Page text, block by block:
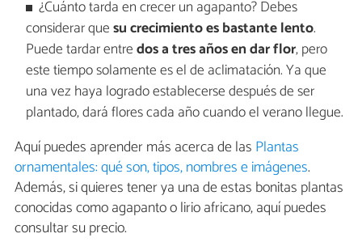
¿Cuánto tarda en crecer un agapanto? Debes
considerar quesu crecimiento es bastante lento.
Puede tardar entredos a tres años en dar flor, pero
este tiempo solamente es el de aclimatación. Ya que
una vez haya logrado establecerse después de ser
plantado, dará flores cada año cuando el verano llegue.
Aquí puedes aprender más acerca de las Plantas
ornamentales: qué son, tipos, nombres e imágenes.
Además, si quieres tener ya una de estas bonitas plantas
conocidas como agapanto o lirio africano, aquí puedes
consultar su precio.